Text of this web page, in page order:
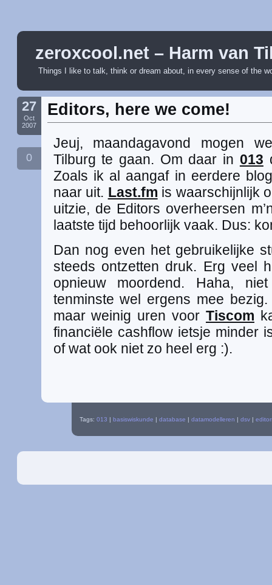
zeroxcool.net – Harm van
Things I like to talk, think or dream about, in every sense of the
27
Oct
2007
0
Editors, here we come!
Jeuj, maandagavond mogen
Tilburg te gaan. Om daar in 013
Zoals ik al aangaf in eerdere
naar uit. Last.fm is waarschijnlijk
uitzie, de Editors overheersen
laatste tijd behoorlijk vaak. Dus:
Dan nog even het gebruikelijke
steeds ontzetten druk. Erg veel
opnieuw moordend. Haha,
tenminste wel ergens mee
maar weinig uren voor Tiscom
financiële cashflow ietsje minder
of wat ook niet zo heel erg :).
Tags: 013 | basiswiskunde | database | datamodelleren | dsv|